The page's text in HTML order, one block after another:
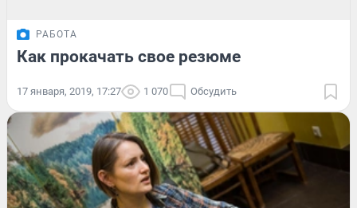
РАБОТА
Как прокачать свое резюме
17 января, 2019, 17:27 1 070 Обсудить